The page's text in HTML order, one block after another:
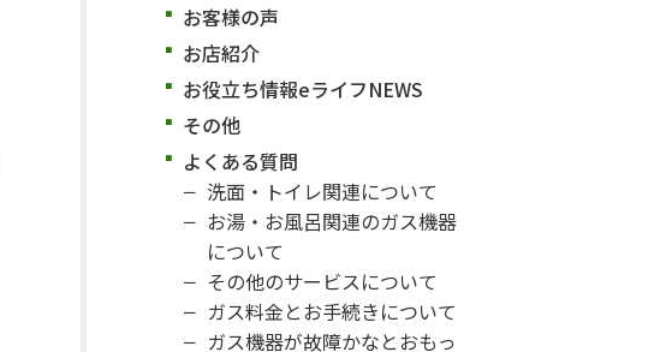
お客様の声
お店紹介
お役立ち情報eライフNEWS
その他
よくある質問
洗面・トイレ関連について
お湯・お風呂関連のガス機器
について
その他のサービスについて
ガス料金とお手続きについて
ガス機器が故障かなとおもっ